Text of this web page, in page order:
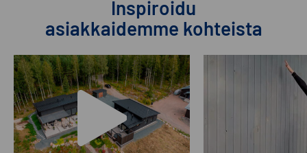
Inspiroidu
asiakkaidemme kohteista